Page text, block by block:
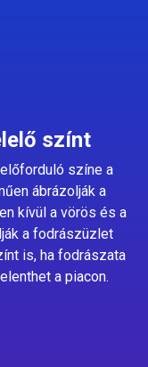
színt
színe a
ábrázolják a
kívül a vörös és a
a fodrászüzlet
is, ha fodrászata
a piacon.